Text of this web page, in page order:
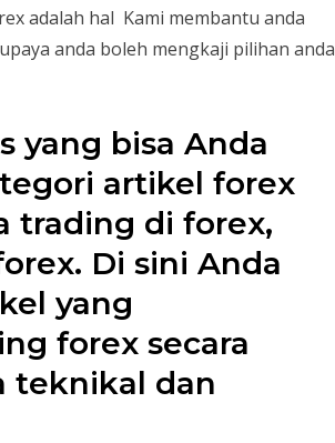
adalah hal Kami membantu anda
anda boleh mengkaji pilihan anda
yang bisa Anda
artikel forex
trading di forex,
Di sini Anda
yang
forex secara
teknikal dan